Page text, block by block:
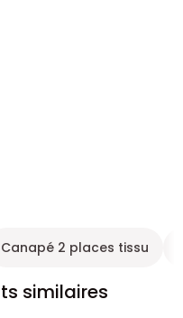
Canapé 2 places tissu
similaires